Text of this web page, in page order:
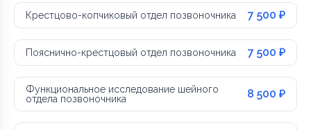
Крестцово-копчиковый отдел позвоночника 7 500 ₽
Пояснично-крестцовый отдел позвоночника 7 500 ₽
Функциональное исследование шейного
отдела позвоночника
8 500 ₽